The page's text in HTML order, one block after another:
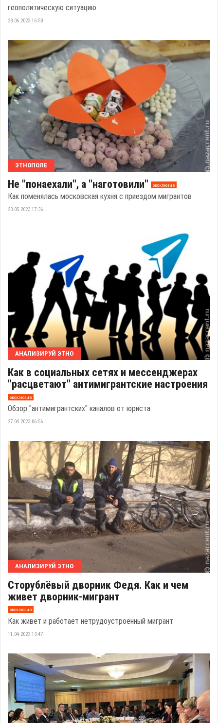
геополитическую ситуацию
28.06.2023 16:50
ЭТНОПОЛЕ
Не "понаехали", а "наготовили" эксклюзив
Как поменялась московская кухня с приездом мигрантов
23.05.2023 17:36
АНАЛИЗИРУЙ ЭТНО
Как в социальных сетях и мессенджерах
"расцветают" антимигрантские настроения
эксклюзив
Обзор "антимигрантских" каналов от юриста
27.04.2023 06:56
АНАЛИЗИРУЙ ЭТНО
Сторублёвый дворник Федя. Как и чем
живет дворник-мигрант
эксклюзив
Как живет и работает нетрудоустроенный мигрант
11.04.2023 13:47